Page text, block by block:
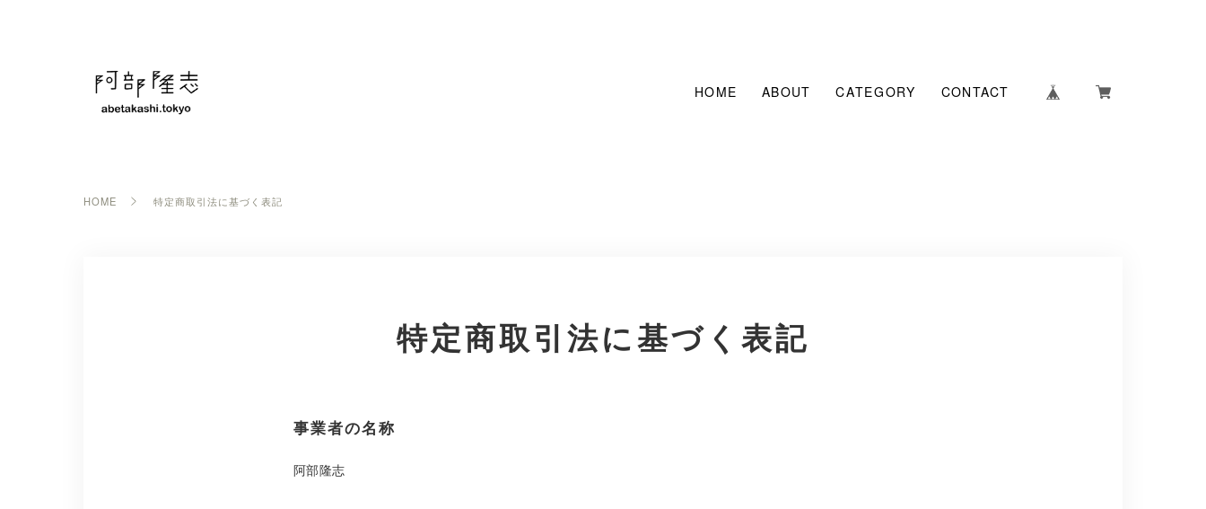
HOME ABOUT CATEGORY CONTACT
HOME 特定商取引法に基づく表記
特定商取引法に基づく表記
事業者の名称
阿部隆志